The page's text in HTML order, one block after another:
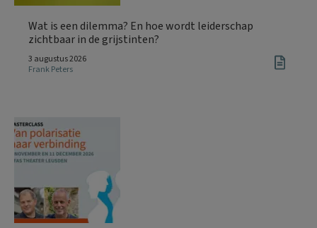
Wat is een dilemma? En hoe wordt leiderschap
zichtbaar in de grijstinten?
3 augustus 2026
Frank Peters